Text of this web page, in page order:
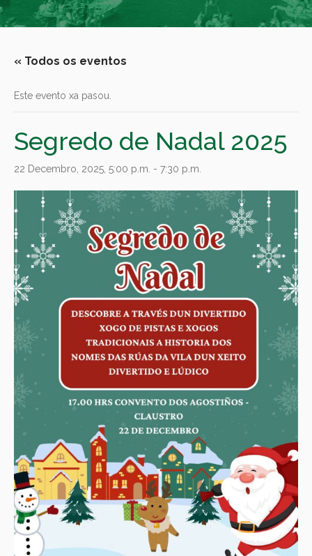
« Todos os eventos
Este evento xa pasou.
Segredo de Nadal 2025
22 Decembro, 2025, 5:00 p.m. - 7:30 p.m.